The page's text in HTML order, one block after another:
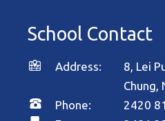
School Contact
Address: 8, Lei
Chung,
Phone:
2420